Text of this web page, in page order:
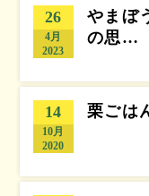
26
4月
2023
やまぼ
の思…
14
10月
2020
栗ごは